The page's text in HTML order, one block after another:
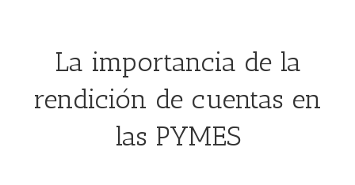
La importancia de la
rendición de cuentas en
las PYMES